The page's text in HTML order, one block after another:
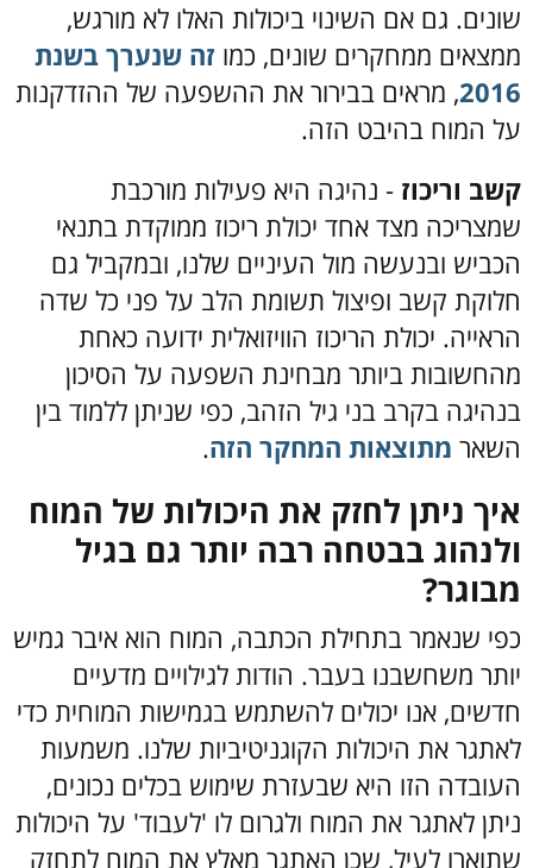
שונים. גם אם השינוי ביכולות האלו לא מורגש,
ממצאים ממחקרים שונים, כמו זה שנערך בשנת
2016, מראים בבירור את ההשפעה של ההזדקנות
על המוח בהיבט הזה.
קשב וריכוז - נהיגה היא פעילות מורכבת
שמצריכה מצד אחד יכולת ריכוז ממוקדת בתנאי
הכביש ובנעשה מול העיניים שלנו, ובמקביל גם
חלוקת קשב ופיצול תשומת הלב על פני כל שדה
הראייה. יכולת הריכוז הוויזואלית ידועה כאחת
מהחשובות ביותר מבחינת השפעה על הסיכון
בנהיגה בקרב בני גיל הזהב, כפי שניתן ללמוד בין
השאר מתוצאות המחקר הזה.
איך ניתן לחזק את היכולות של המוח
ולנהוג בבטחה רבה יותר גם בגיל
מבוגר?
כפי שנאמר בתחילת הכתבה, המוח הוא איבר גמיש
יותר משחשבנו בעבר. הודות לגילויים מדעיים
חדשים, אנו יכולים להשתמש בגמישות המוחית כדי
לאתגר את היכולות הקוגניטיביות שלנו. משמעות
העובדה הזו היא שבעזרת שימוש בכלים נכונים,
ניתן לאתגר את המוח ולגרום לו 'לעבוד' על היכולות
שתוארו לעיל, שכן האתגר מאלץ את המוח לתחזק